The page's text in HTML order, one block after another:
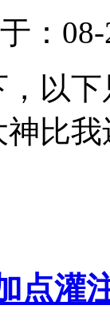
：08-
以
比
点灌